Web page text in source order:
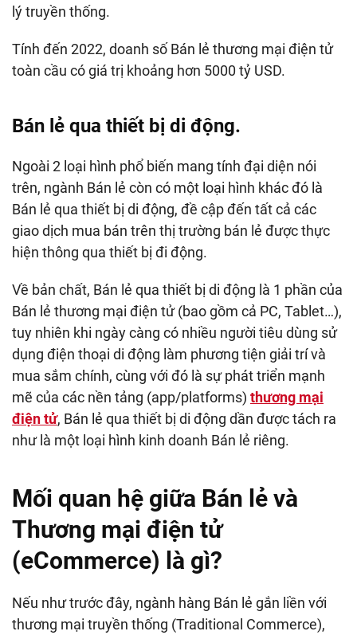
lý truyền thống.
Tính đến 2022, doanh số Bán lẻ thương mại điện tử
toàn cầu có giá trị khoảng hơn 5000 tỷ USD.
Bán lẻ qua thiết bị di động.
Ngoài 2 loại hình phổ biến mang tính đại diện nói
trên, ngành Bán lẻ còn có một loại hình khác đó là
Bán lẻ qua thiết bị di động, đề cập đến tất cả các
giao dịch mua bán trên thị trường bán lẻ được thực
hiện thông qua thiết bị đi động.
Về bản chất, Bán lẻ qua thiết bị di động là 1 phần của
Bán lẻ thương mại điện tử (bao gồm cả PC, Tablet…),
tuy nhiên khi ngày càng có nhiều người tiêu dùng sử
dụng điện thoại di động làm phương tiện giải trí và
mua sắm chính, cùng với đó là sự phát triển mạnh
mẽ của các nền tảng (app/platforms) thương mại
điện tử, Bán lẻ qua thiết bị di động dần được tách ra
như là một loại hình kinh doanh Bán lẻ riêng.
Mối quan hệ giữa Bán lẻ và
Thương mại điện tử
(eCommerce) là gì?
Nếu như trước đây, ngành hàng Bán lẻ gắn liền với
thương mại truyền thống (Traditional Commerce),